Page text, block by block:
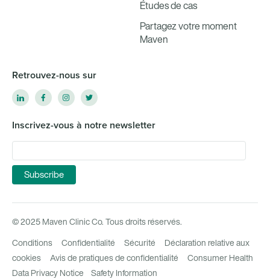
Études de cas
Partagez votre moment
Maven
Retrouvez-nous sur
Inscrivez-vous à notre newsletter
© 2025 Maven Clinic Co. Tous droits réservés.
Conditions Confidentialité Sécurité
Déclaration relative aux
cookies
Avis de pratiques de confidentialité
Consumer Health
Data Privacy Notice
Safety Information